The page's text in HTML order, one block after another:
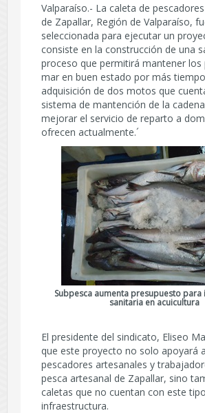
Valparaíso.- La caleta de
de Zapallar, Región de Valparaíso,
seleccionada para ejecutar un
consiste en la construcción de una
proceso que permitirá mantener los
mar en buen estado por más
adquisición de dos motos que
sistema de mantención de la
mejorar el servicio de reparto a
ofrecen actualmente.´
Subpesca aumenta presupuesto para
sanitaria en acuicultura
El presidente del sindicato, Eliseo
que este proyecto no solo apoyará
pescadores artesanales y
pesca artesanal de Zapallar, sino
caletas que no cuentan con este
infraestructura.